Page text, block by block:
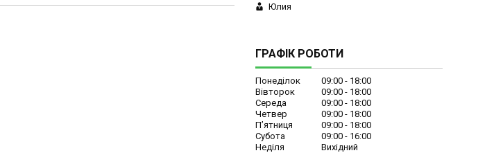
Юлия
ГРАФІК РОБОТИ
Понеділок 09:00
18:00
Вівторок
09:00
18:00
Середа
09:00
18:00
Четвер
09:00
18:00
Пʼятниця
09:00
18:00
Субота
09:00
16:00
Неділя
Вихідний